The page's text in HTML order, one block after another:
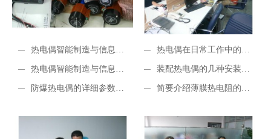
热电偶智能制造与信息一
体化生产流水线（二
热电偶智能制造与信息一
体化生产流水线
防爆热电偶的详细参数与
热电偶在日常工作中的应
用与测温的基本原理
装配热电偶的几种安装方
式区别
简要介绍薄膜热电阻的原